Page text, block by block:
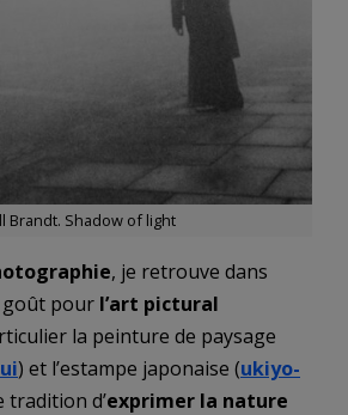
Brandt. Shadow of light
, je retrouve dans
pour l’art pictural
la peinture de paysage
) et l’estampe japonaise (ukiyo-
tradition d’exprimer la nature